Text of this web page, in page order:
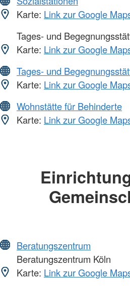
Karte: Link zur Google
Tages- und
Karte: Link zur Google
Tages- und
Karte: Link zur Google
Wohnstätte für Behinderte
Karte: Link zur Google
Beratungszentrum
Beratungszentrum Köln
Karte: Link zur Google